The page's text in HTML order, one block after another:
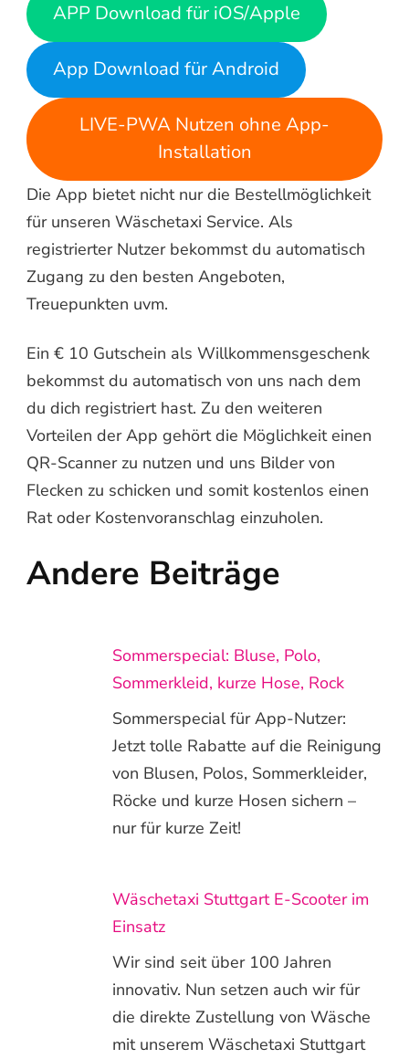
APP Download für iOS/Apple
App Download für Android
LIVE-PWA Nutzen ohne App-
Installation
Die App bietet nicht nur die Bestellmöglichkeit
für unseren Wäschetaxi Service. Als
registrierter Nutzer bekommst du automatisch
Zugang zu den besten Angeboten,
Treuepunkten uvm.
Ein € 10 Gutschein als Willkommensgeschenk
bekommst du automatisch von uns nach dem
du dich registriert hast. Zu den weiteren
Vorteilen der App gehört die Möglichkeit einen
QR-Scanner zu nutzen und uns Bilder von
Flecken zu schicken und somit kostenlos einen
Rat oder Kostenvoranschlag einzuholen.
Andere Beiträge
Sommerspecial: Bluse, Polo,
Sommerkleid, kurze Hose, Rock
Sommerspecial für App-Nutzer:
Jetzt tolle Rabatte auf die Reinigung
von Blusen, Polos, Sommerkleider,
Röcke und kurze Hosen sichern –
nur für kurze Zeit!
Wäschetaxi Stuttgart E-Scooter im
Einsatz
Wir sind seit über 100 Jahren
innovativ. Nun setzen auch wir für
die direkte Zustellung von Wäsche
mit unserem Wäschetaxi Stuttgart